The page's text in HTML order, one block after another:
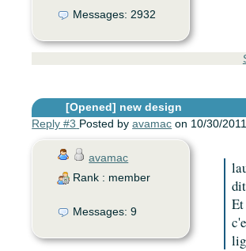
Messages: 2932
[Opened] new design
Reply #3 Posted byavamac on 10/30/
avamac
Rank : member
Messages: 9